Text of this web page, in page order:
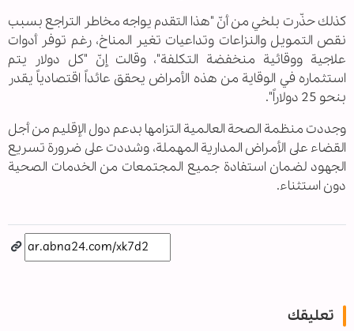
كذلك حذّرت بلخي من أنّ "هذا التقدم يواجه مخاطر التراجع بسبب
نقص التمويل والنزاعات وتداعيات تغير المناخ، رغم توفر أدوات
علاجية ووقائية منخفضة التكلفة"، وقالت إنّ "كل دولار يتم
استثماره في الوقاية من هذه الأمراض يحقق عائداً اقتصادياً يقدر
بنحو 25 دولاراً".
وجددت منظمة الصحة العالمية التزامها بدعم دول الإقليم من أجل
القضاء على الأمراض المدارية المهملة، وشددت على ضرورة تسريع
الجهود لضمان استفادة جميع المجتمعات من الخدمات الصحية
دون استثناء.
تعليقك